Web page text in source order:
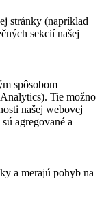
stránky (napríklad
sekcií našej
spôsobom
Tie možno
našej webovej
agregované a
a merajú pohyb na